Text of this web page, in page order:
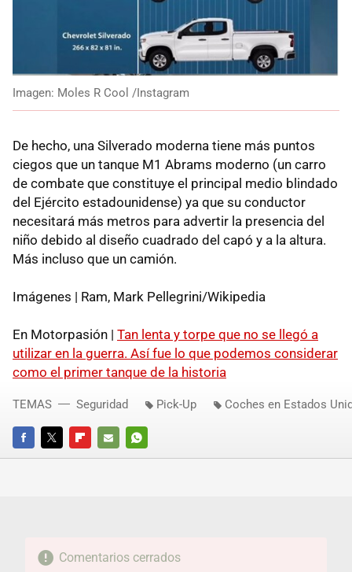
Imagen: Moles R Cool /Instagram
De hecho, una Silverado moderna tiene más puntos
ciegos que un tanque M1 Abrams moderno (un carro
de combate que constituye el principal medio blindado
del Ejército estadounidense) ya que su conductor
necesitará más metros para advertir la presencia del
niño debido al diseño cuadrado del capó y a la altura.
Más incluso que un camión.
Imágenes | Ram, Mark Pellegrini/Wikipedia
En Motorpasión | Tan lenta y torpe que no se llegó a
utilizar en la guerra. Así fue lo que podemos considerar
como el primer tanque de la historia
FACEBOOKTWITTERFLIPBOARD
E-
WHATSAPP
TEMAS Seguridad Pick-Up Coches en Estados
Comentarios cerrados